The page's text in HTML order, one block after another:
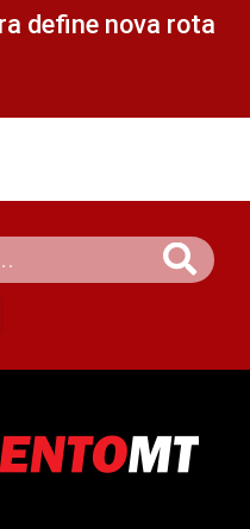
define nova rota